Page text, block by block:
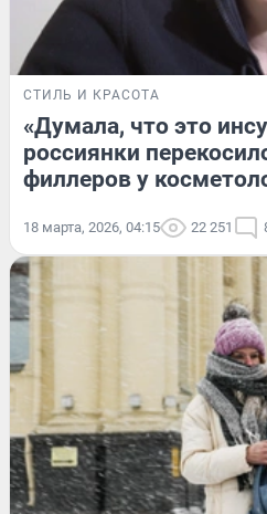
СТИЛЬ И КРАСОТА
«Думала, что это
россиянки
филлеров у
18 марта, 2026, 04:15 22 251